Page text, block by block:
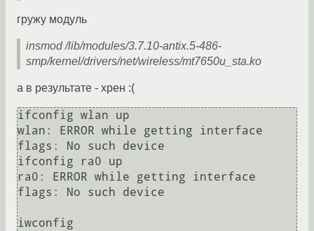
гружу модуль
insmod /lib/modules/3.7.10-antix.5-486-
smp/kernel/drivers/net/wireless/mt7650u_sta.ko
а в результате - хрен :(
ifconfig wlan up
wlan: ERROR while getting interface
flags: No such device
ifconfig ra0 up
ra0: ERROR while getting interface
flags: No such device
iwconfig